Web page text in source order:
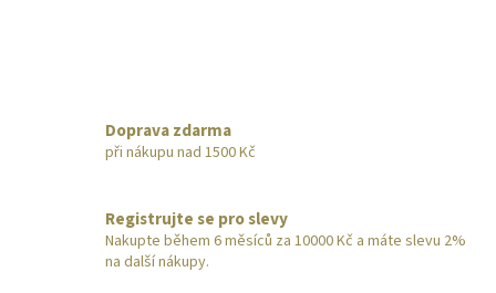
Doprava zdarma
při nákupu nad 1500 Kč
Registrujte se pro slevy
Nakupte během 6 měsíců za 10000 Kč a máte slevu 2%
na další nákupy.